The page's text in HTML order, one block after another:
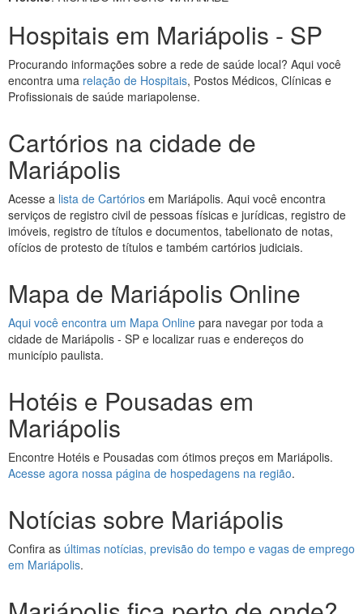
Hospitais em Mariápolis - SP
Procurando informações sobre a rede de saúde local? Aqui você
encontra uma relação de Hospitais, Postos Médicos, Clínicas e
Profissionais de saúde mariapolense.
Cartórios na cidade de
Mariápolis
Acesse a lista de Cartórios em Mariápolis. Aqui você encontra
serviços de registro civil de pessoas físicas e jurídicas, registro de
imóveis, registro de títulos e documentos, tabelionato de notas,
ofícios de protesto de títulos e também cartórios judiciais.
Mapa de Mariápolis Online
Aqui você encontra um Mapa Online para navegar por toda a
cidade de Mariápolis - SP e localizar ruas e endereços do
município paulista.
Hotéis e Pousadas em
Mariápolis
Encontre Hotéis e Pousadas com ótimos preços em Mariápolis.
Acesse agora nossa página de hospedagens na região.
Notícias sobre Mariápolis
Confira as últimas notícias, previsão do tempo e vagas de emprego
em Mariápolis.